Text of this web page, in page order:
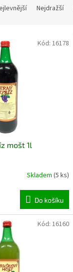
Nejdražší
mošt 1l
Skladem (5 ks)
Do košíku
Kód: 16178
Kód: 16160